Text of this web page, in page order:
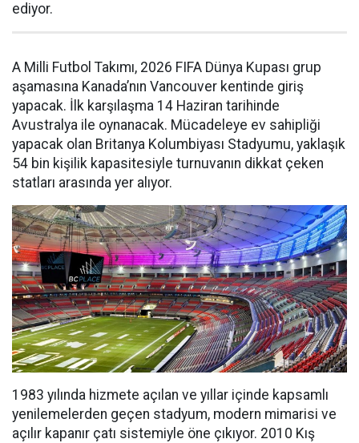
ediyor.
A Milli Futbol Takımı, 2026 FIFA Dünya Kupası grup
aşamasına Kanada’nın Vancouver kentinde giriş
yapacak. İlk karşılaşma 14 Haziran tarihinde
Avustralya ile oynanacak. Mücadeleye ev sahipliği
yapacak olan Britanya Kolumbiyası Stadyumu, yaklaşık
54 bin kişilik kapasitesiyle turnuvanın dikkat çeken
statları arasında yer alıyor.
1983 yılında hizmete açılan ve yıllar içinde kapsamlı
yenilemelerden geçen stadyum, modern mimarisi ve
açılır kapanır çatı sistemiyle öne çıkıyor. 2010 Kış